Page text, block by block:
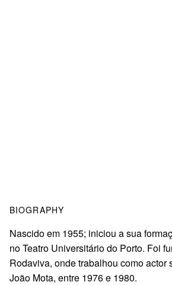
BIOGRAPHY
Nascido em 1955; iniciou a sua
no Teatro Universitário do Porto. Foi
Rodaviva, onde trabalhou como actor
João Mota, entre 1976 e 1980.